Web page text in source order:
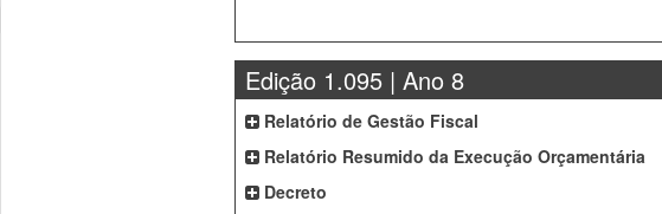
Edição 1.095 | Ano 8
Relatório de Gestão Fiscal
Relatório Resumido da Execução Orçamentária
Decreto